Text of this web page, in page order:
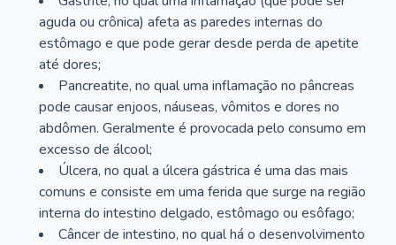
aguda ou crônica) afeta as paredes internas do
estômago e que pode gerar desde perda de apetite
até dores;
Pancreatite, no qual uma inflamação no pâncreas
pode causar enjoos, náuseas, vômitos e dores no
abdômen. Geralmente é provocada pelo consumo em
excesso de álcool;
Úlcera, no qual a úlcera gástrica é uma das mais
comuns e consiste em uma ferida que surge na região
interna do intestino delgado, estômago ou esôfago;
Câncer de intestino, no qual há o desenvolvimento